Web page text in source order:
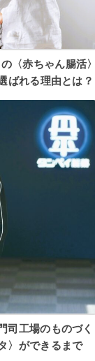
ばれる理由とは？
司工場のものづく
〉ができるまで